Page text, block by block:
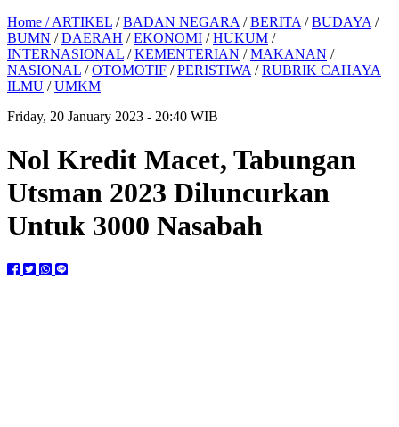
Home /ARTIKEL /BADAN NEGARA /BERITA /BUDAYA /
BUMN /DAERAH /EKONOMI /HUKUM /
INTERNASIONAL /KEMENTERIAN /MAKANAN /
NASIONAL /OTOMOTIF /PERISTIWA /RUBRIK CAHAYA
ILMU /UMKM
Friday, 20 January 2023 - 20:40 WIB
Nol Kredit Macet, Tabungan
Utsman 2023 Diluncurkan
Untuk 3000 Nasabah